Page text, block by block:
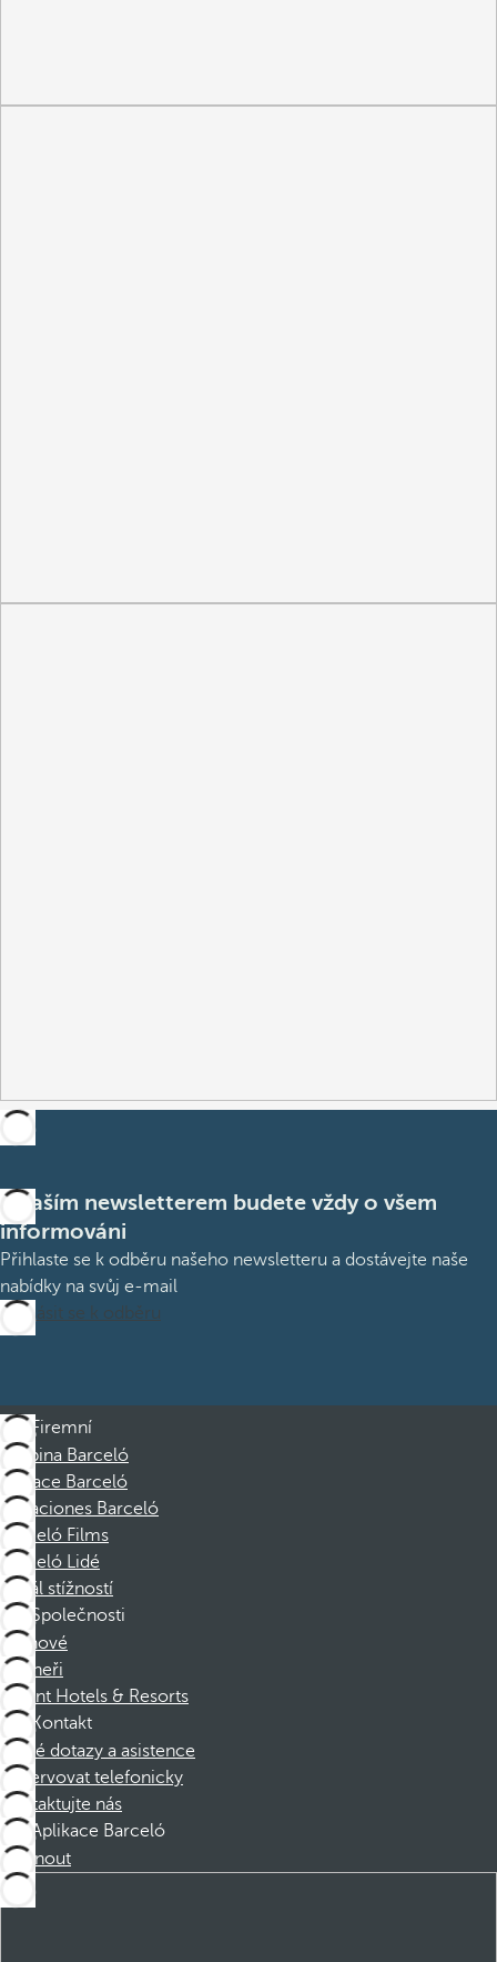
S naším newsletterem budete vždy o všem
informováni
Přihlaste se k odběru našeho newsletteru a dostávejte naše
nabídky na svůj e-mail
Přihlásit se k odběru
Firemní
Skupina Barceló
Nadace Barceló
Vacaciones Barceló
Barceló Films
Barceló Lidé
Kanál stížností
Společnosti
Členové
Partneři
Dorint Hotels & Resorts
Kontakt
Časté dotazy a asistence
Rezervovat telefonicky
Kontaktujte nás
Aplikace Barceló
Stáhnout